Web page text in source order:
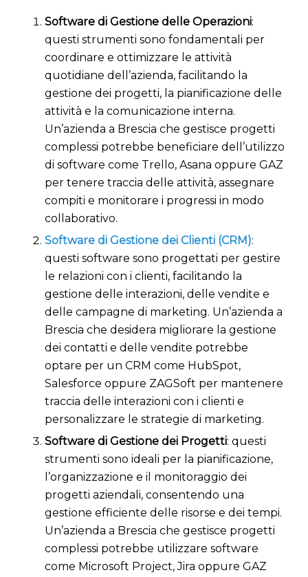
Software di Gestione delle Operazioni:
questi strumenti sono fondamentali per
coordinare e ottimizzare le attività
quotidiane dell’azienda, facilitando la
gestione dei progetti, la pianificazione delle
attività e la comunicazione interna.
Un’azienda a Brescia che gestisce progetti
complessi potrebbe beneficiare dell’utilizzo
di software come Trello, Asana oppure GAZ
per tenere traccia delle attività, assegnare
compiti e monitorare i progressi in modo
collaborativo.
Software di Gestione dei Clienti (CRM):
questi software sono progettati per gestire
le relazioni con i clienti, facilitando la
gestione delle interazioni, delle vendite e
delle campagne di marketing. Un’azienda a
Brescia che desidera migliorare la gestione
dei contatti e delle vendite potrebbe
optare per un CRM come HubSpot,
Salesforce oppure ZAGSoft per mantenere
traccia delle interazioni con i clienti e
personalizzare le strategie di marketing.
Software di Gestione dei Progetti: questi
strumenti sono ideali per la pianificazione,
l’organizzazione e il monitoraggio dei
progetti aziendali, consentendo una
gestione efficiente delle risorse e dei tempi.
Un’azienda a Brescia che gestisce progetti
complessi potrebbe utilizzare software
come Microsoft Project, Jira oppure GAZ